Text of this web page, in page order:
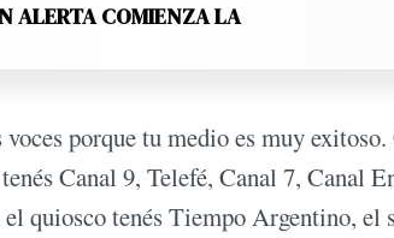
ALERTA COMIENZA LA
porque tu medio es muy
Canal 9, Telefé, Canal 7, Canal
quiosco tenés Tiempo Argentino, el